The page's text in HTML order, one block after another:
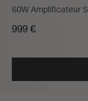
60W Amplificateur
999 €